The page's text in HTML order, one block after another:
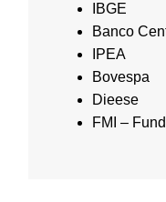
IBGE
Banco
IPEA
Bovespa
Dieese
FMI –